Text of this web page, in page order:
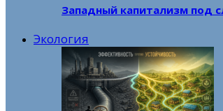
Западный капитализм под
Экология